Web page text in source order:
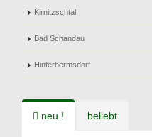
Kirnitzschtal
Bad Schandau
Hinterhermsdorf
neu ! beliebt